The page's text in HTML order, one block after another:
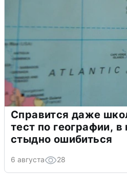
Справится даже
тест по географии,
стыдно ошибиться
6 августа 28